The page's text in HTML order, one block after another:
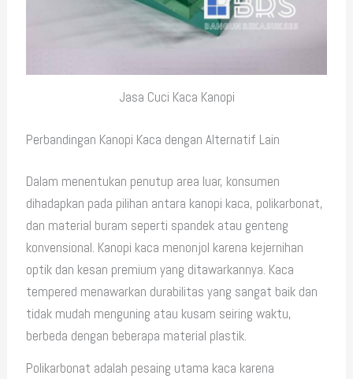
Jasa Cuci Kaca Kanopi
Perbandingan Kanopi Kaca dengan Alternatif Lain
Dalam menentukan penutup area luar, konsumen
dihadapkan pada pilihan antara kanopi kaca, polikarbonat,
dan material buram seperti spandek atau genteng
konvensional. Kanopi kaca menonjol karena kejernihan
optik dan kesan premium yang ditawarkannya. Kaca
tempered menawarkan durabilitas yang sangat baik dan
tidak mudah menguning atau kusam seiring waktu,
berbeda dengan beberapa material plastik.
Polikarbonat adalah pesaing utama kaca karena